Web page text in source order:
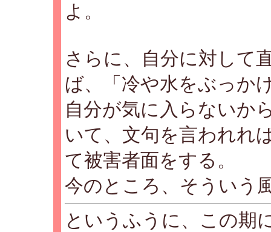
よ。
さらに、自分に対して
ば、「冷や水をぶっか
自分が気に入らないか
いて、文句を言われれ
て被害者面をする。
今のところ、そういう
というふうに、この期